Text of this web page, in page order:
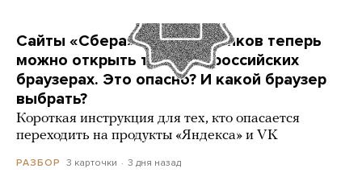
Сайты «Сбера» и других банков теперь
можно открыть только в российских
браузерах. Это опасно? И какой браузер
выбрать?
Короткая инструкция для тех, кто опасается
переходить на продукты «Яндекса» и VK
РАЗБОР 3 карточки 3 дня назад